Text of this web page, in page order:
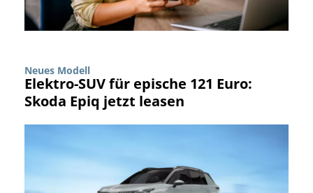
Neues Modell
Elektro-SUV für epische 121 Euro:
Skoda Epiq jetzt leasen